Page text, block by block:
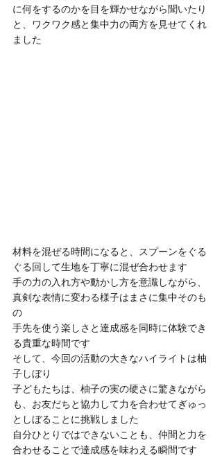
に何をするのかを目を輝かせながら聞いたり
と、ワクワク感と集中力の両方を見せてくれ
ました
材料を混ぜる時間になると、スプーンをぐる
ぐる回して生地を丁寧に混ぜ合わせます
手の力の入れ方や動かし方を意識しながら、
真剣な表情に変わる様子はまさに集中そのも
の
手先を使う楽しさと達成感を同時に体験でき
る貴重な時間です
そして、今回の活動の大きなハイライトは柚
子しぼり
子どもたちは、柚子の実の硬さに驚きながら
も、お友だちと協力して力を合わせてぎゅっ
としぼることに挑戦しました
自分ひとりではできないことも、仲間と力を
合わせることで達成感を味わえる瞬間です